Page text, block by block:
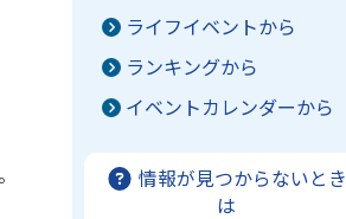
ライフイベントから
ランキングから
イベントカレンダーから
情報が見つからないとき
は